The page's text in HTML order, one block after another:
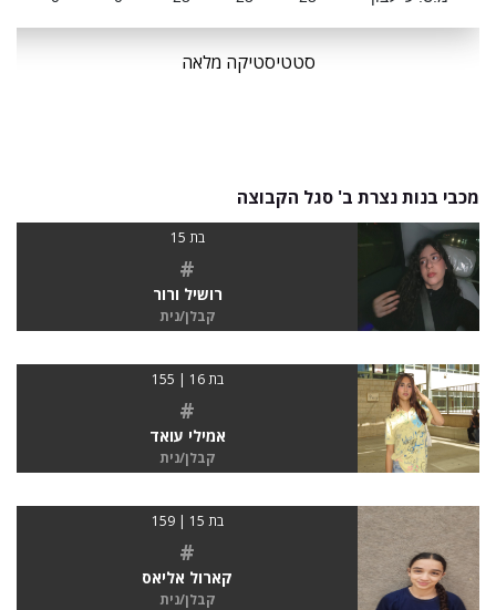
סטטיסטיקה מלאה
מכבי בנות נצרת ב' סגל הקבוצה
בת 15
#
רושיל ורור
קבלן/נית
בת 16 | 155
#
אמילי עואד
קבלן/נית
בת 15 | 159
#
קארול אליאס
קבלן/נית